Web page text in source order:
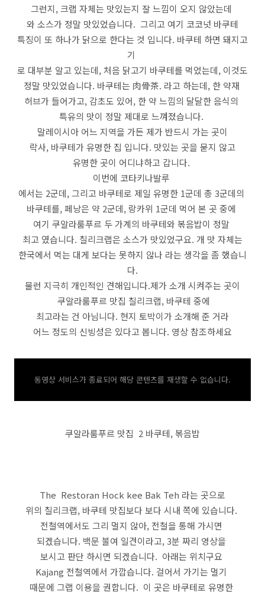
그런지, 크랩 자체는 맛있는지 잘 느낌이 오지 않았는데
와 소스가 정말 맛있었습니다. 그리고 여기 코코넛 바쿠테
특징이 또 하나가 닭으로 한다는 것 입니다. 바쿠테 하면 돼지고
기
로 대부분 알고 있는데, 처음 닭고기 바쿠테를 먹었는데, 이것도
정말 맛있었습니다. 바쿠테는 肉骨茶. 라고 하는데, 한 약재
허브가 들어가고, 감초도 있어, 한 약 느낌의 달달한 음식의
특유의 맛이 정말 제대로 느껴졌습니다.
말레이시아 어느 지역을 가든 제가 반드시 가는 곳이
락사, 바쿠테가 유명한 집 입니다. 맛있는 곳을 묻지 않고
유명한 곳이 어디냐하고 갑니다.
이번에 코타키나발루
에서는 2군데, 그리고 바쿠테로 제일 유명한 1군데 총 3군데의
바쿠테를, 페낭은 약 2군데, 랑카위 1군데 먹어 본 곳 중에
여기 쿠알라룸푸르 두 가계의 바쿠테와 볶음밥이 정말
최고 였습니다. 칠리크랩은 소스가 맛있었구요. 개 맛 자체는
한국에서 먹는 대게 보다는 못하지 않나 라는 생각을 좀 했습니
다.
물런 지극히 개인적인 견해입니다.제가 소개 시켜주는 곳이
쿠알라룸푸르 맛집 칠리크랩, 바쿠테 중에
최고라는 건 아님니다. 현지 토박이가 소개해 준 거라
어느 정도의 신빙성은 있다고 봅니다. 영상 참조하세요
동영상 서비스가 종료되어 해당 콘텐츠를 재생할 수 없습니다.
쿠알라룸푸르 맛집 2 바쿠테, 볶음밥
The Restoran Hock kee Bak Teh 라는 곳으로
위의 칠리크랩, 바쿠테 맛집보다 보다 시내 쪽에 있습니다.
전철역에서도 그리 멀지 않아, 전철을 통해 가시면
되겠습니다. 백문 불여 일견이라고, 3분 짜리 영상을
보시고 판단 하시면 되겠습니다. 아래는 위치구요
Kajang 전철역에서 가깝습니다. 걸어서 가기는 멀기
때문에 그랩 이용을 권합니다. 이 곳은 바쿠테로 유명한